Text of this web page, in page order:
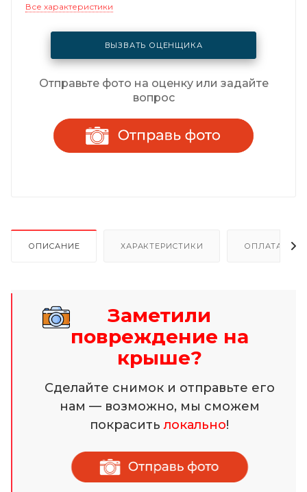
Все характеристики
ВЫЗВАТЬ ОЦЕНЩИКА
Отправьте фото на оценку или задайте
вопрос
ОПИСАНИЕ ХАРАКТЕРИСТИКИ ОПЛАТА И
Заметили
повреждение на
крыше?
Сделайте снимок и отправьте его
нам — возможно, мы сможем
покраситьлокально!